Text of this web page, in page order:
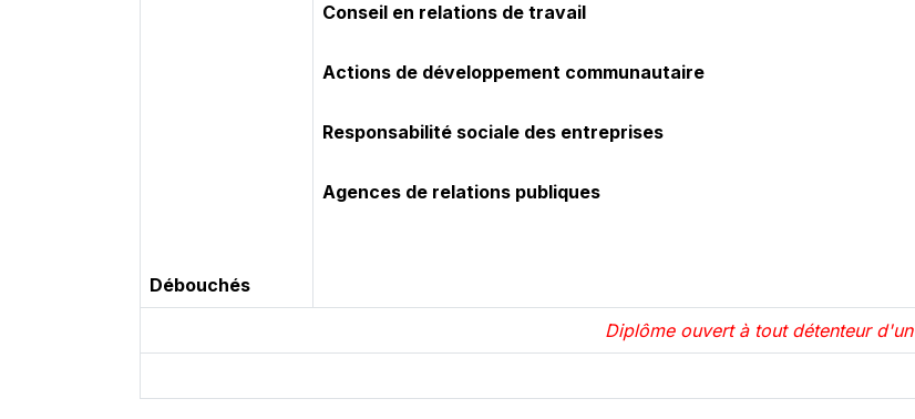
Débouchés
Conseil en relations de travail
Actions de développement communautaire
Responsabilité sociale des entreprises
Agences de relations publiques
Diplôme ouvert à tout détenteur